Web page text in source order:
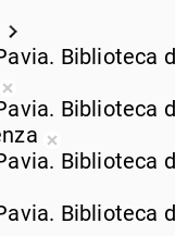
Biblioteca
Rimuovi
dalla
ricerca
Biblioteca
Rimuovi
ricerca
Biblioteca
Biblioteca